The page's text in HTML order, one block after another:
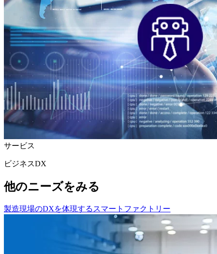
サービス
ビジネスDX
他のニーズをみる
製造現場のDXを体現するスマートファクトリー